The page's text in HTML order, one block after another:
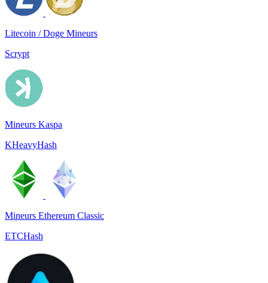
Litecoin / Doge Mineurs
Scrypt
Mineurs Kaspa
KHeavyHash
Mineurs Ethereum Classic
ETCHash